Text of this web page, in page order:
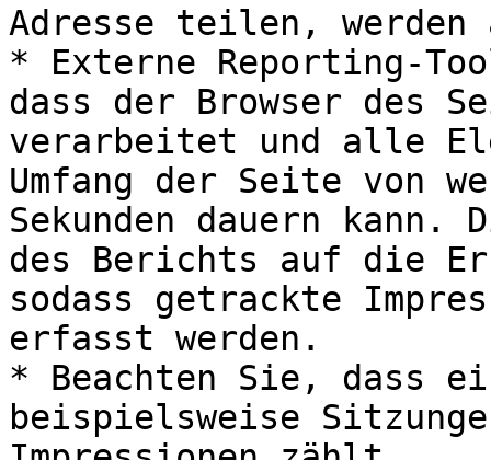
Adresse teilen,
* Externe Reporting-
dass der Browser des
verarbeitet und alle
Umfang der Seite von
Sekunden dauern
des Berichts auf die
sodass getrackte
erfasst werden.
* Beachten Sie, dass
beispielsweise